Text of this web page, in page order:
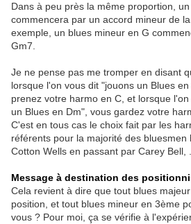
Dans à peu près la même proportion,
commencera par un accord mineur de
exemple, un blues mineur en G
Gm7.
Je ne pense pas me tromper en disant
lorsque l'on vous dit "jouons un Blues
prenez votre harmo en C, et lorsque
un Blues en Dm", vous gardez votre
C'est en tous cas le choix fait par les
référents pour la majorité des bluesmen
Cotton Wells en passant par Carey Bell, ...
Message à destination des
Cela revient à dire que tout blues
position, et tout blues mineur en 3ème
vous ? Pour moi, ça se vérifie à